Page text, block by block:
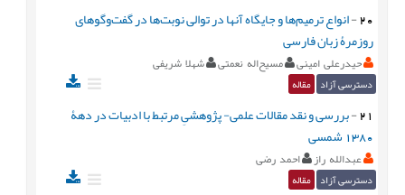
20
-انواع ترمیم‌ها و جایگاه آنها در توالی نوبت‌ها در گفت‌وگوهای
روزمرۀ زبان فارسی
حیدرعلی امینی مسیح‌اله نعمتی شهلا شریفی
دسترسی آزاد مقاله
21
-بررسی و نقد مقالات علمی- پژوهشیِ مرتبط با ادبیات در دهۀ
1380 شمسی
عبدالله راز احمد رضی
دسترسی آزاد مقاله